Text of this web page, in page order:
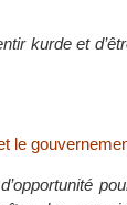
kurde et
le